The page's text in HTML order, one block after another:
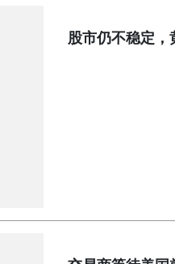
股市仍不稳定，